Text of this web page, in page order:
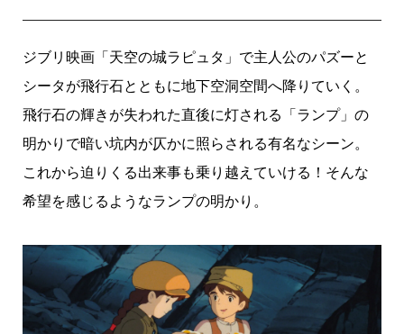
ジブリ映画「天空の城ラピュタ」で主人公のパズーと
シータが飛行石とともに地下空洞空間へ降りていく。
飛行石の輝きが失われた直後に灯される「ランプ」の
明かりで暗い坑内が仄かに照らされる有名なシーン。
これから迫りくる出来事も乗り越えていける！そんな
希望を感じるようなランプの明かり。